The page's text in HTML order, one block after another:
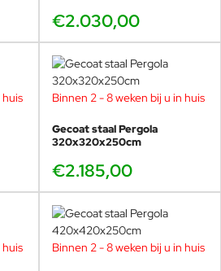
€2.030,00
huis Binnen 2 - 8 weken bij u in huis
Gecoat staal Pergola
320x320x250cm
€2.185,00
huis Binnen 2 - 8 weken bij u in huis